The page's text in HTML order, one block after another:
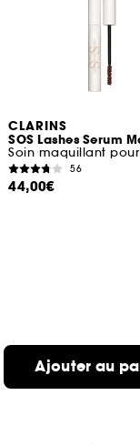
CLARINS
SOS Lashes Serum
Soin maquillant
56
44,00€
Ajouter au